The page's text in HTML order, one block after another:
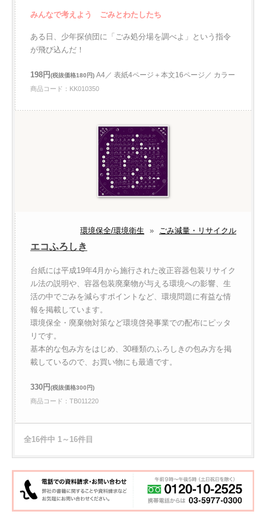
みんなで考えよう ごみとわたしたち
ある日、少年探偵団に「ごみ処分場を調べよ」という指令
が飛び込んだ！
198円(税抜価格180円) A4／ 表紙4ページ＋本文16ページ／ カラー
商品コード：KK010350
環境保全/環境衛生 » ごみ減量・リサイクル
エコふろしき
台紙には平成19年4月から施行された改正容器包装リサイク
ル法の説明や、容器包装廃棄物が与える環境への影響、生
活の中でごみを減らすポイントなど、環境問題に有益な情
報を掲載しています。
環境保全・廃棄物対策など環境啓発事業での配布にピッタ
リです。
基本的な包み方をはじめ、30種類のふろしきの包み方を掲
載しているので、お買い物にも最適です。
330円(税抜価格300円)
商品コード：TB011220
全16件中 1～16件目